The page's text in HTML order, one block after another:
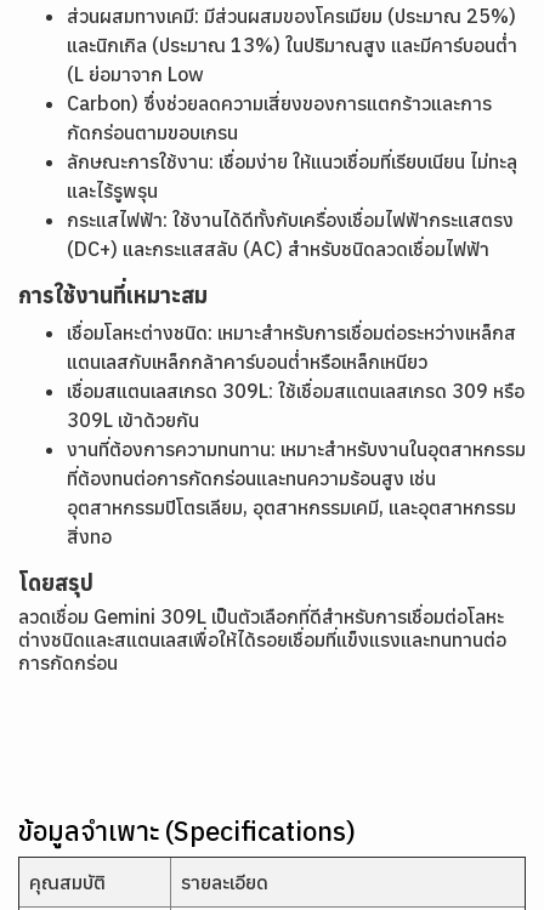
ส่วนผสมทางเคมี: มีส่วนผสมของโครเมียม (ประมาณ 25%)
และนิกเกิล (ประมาณ 13%) ในปริมาณสูง และมีคาร์บอนต่ำ
(L ย่อมาจาก Low
Carbon) ซึ่งช่วยลดความเสี่ยงของการแตกร้าวและการ
กัดกร่อนตามขอบเกรน
ลักษณะการใช้งาน: เชื่อมง่าย ให้แนวเชื่อมที่เรียบเนียน ไม่ทะลุ
และไร้รูพรุน
กระแสไฟฟ้า: ใช้งานได้ดีทั้งกับเครื่องเชื่อมไฟฟ้ากระแสตรง
(DC+) และกระแสสลับ (AC) สำหรับชนิดลวดเชื่อมไฟฟ้า
การใช้งานที่เหมาะสม
เชื่อมโลหะต่างชนิด: เหมาะสำหรับการเชื่อมต่อระหว่างเหล็กส
แตนเลสกับเหล็กกล้าคาร์บอนต่ำหรือเหล็กเหนียว
เชื่อมสแตนเลสเกรด 309L: ใช้เชื่อมสแตนเลสเกรด 309 หรือ
309L เข้าด้วยกัน
งานที่ต้องการความทนทาน: เหมาะสำหรับงานในอุตสาหกรรม
ที่ต้องทนต่อการกัดกร่อนและทนความร้อนสูง เช่น
อุตสาหกรรมปิโตรเลียม, อุตสาหกรรมเคมี, และอุตสาหกรรม
สิ่งทอ
โดยสรุป
ลวดเชื่อม Gemini 309L เป็นตัวเลือกที่ดีสำหรับการเชื่อมต่อโลหะ
ต่างชนิดและสแตนเลสเพื่อให้ได้รอยเชื่อมที่แข็งแรงและทนทานต่อ
การกัดกร่อน
ข้อมูลจำเพาะ (Specifications)
คุณสมบัติ รายละเอียด